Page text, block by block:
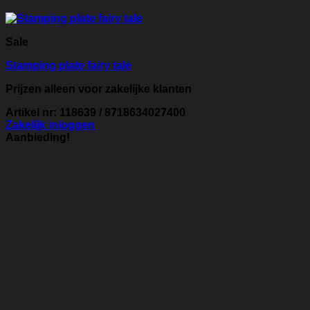
Sale
Stamping plate fairy tale
Prijzen alleen voor zakelijke klanten
Artikel nr: 118639 / 8718634027400
Zakelijk inloggen
Aanbieding!